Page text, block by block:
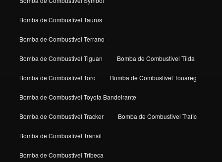
Bomba de Combustivel Taurus
Bomba de Combustivel Terrano
Bomba de Combustivel Tiguan Bomba de Combustivel Tiida
Bomba de Combustivel Toro Bomba de Combustivel Touareg
Bomba de Combustivel Toyota Bandeirante
Bomba de Combustivel Tracker Bomba de Combustivel Trafic
Bomba de Combustivel Transit
Bomba de Combustivel Tribeca